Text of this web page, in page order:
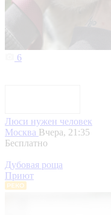
6
Люси нужен человек
Москва Вчера, 21:35
Бесплатно
Дубовая роща
Приют